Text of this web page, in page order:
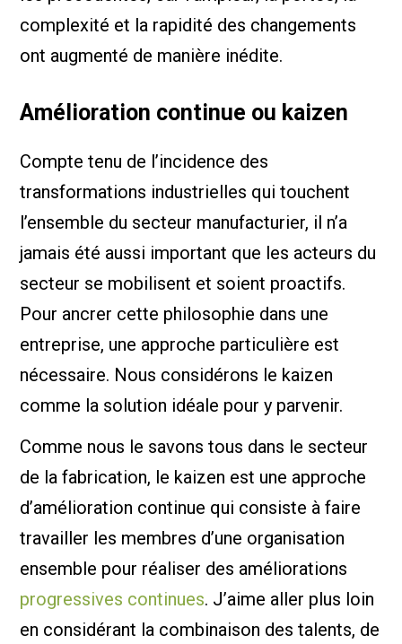
complexité et la rapidité des changements
ont augmenté de manière inédite.
Amélioration continue ou kaizen
Compte tenu de l’incidence des
transformations industrielles qui touchent
l’ensemble du secteur manufacturier, il n’a
jamais été aussi important que les acteurs du
secteur se mobilisent et soient proactifs.
Pour ancrer cette philosophie dans une
entreprise, une approche particulière est
nécessaire. Nous considérons le kaizen
comme la solution idéale pour y parvenir.
Comme nous le savons tous dans le secteur
de la fabrication, le kaizen est une approche
d’amélioration continue qui consiste à faire
travailler les membres d’une organisation
ensemble pour réaliser des améliorations
progressives continues. J’aime aller plus loin
en considérant la combinaison des talents, de